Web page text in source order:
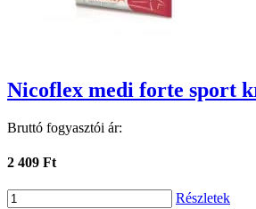
Nicoflex medi forte sport
Bruttó fogyasztói ár:
2 409 Ft
Részletek